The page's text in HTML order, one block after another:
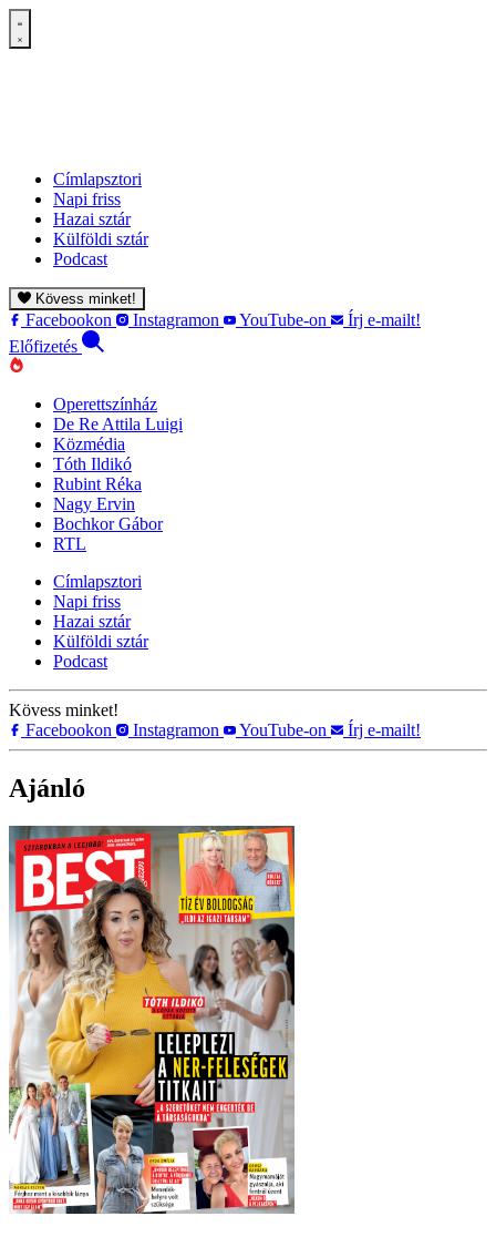
Címlapsztori
Napi friss
Hazai sztár
Külföldi sztár
Podcast
Kövess minket!
Facebookon Instagramon YouTube-on
Írj e-mailt!
Előfizetés
Operettszínház
De Re Attila Luigi
Közmédia
Tóth Ildikó
Rubint Réka
Nagy Ervin
Bochkor Gábor
RTL
Címlapsztori
Napi friss
Hazai sztár
Külföldi sztár
Podcast
Kövess minket!
Facebookon
Instagramon YouTube-on Írj e-mailt!
Ajánló